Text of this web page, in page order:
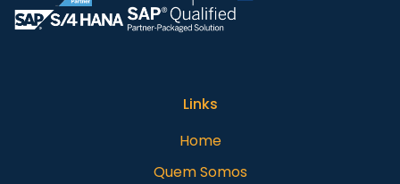
Links
Home
Quem Somos